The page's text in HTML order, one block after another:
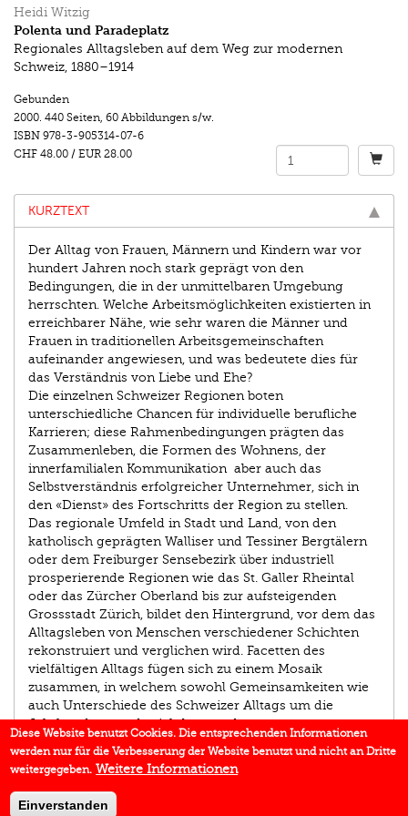
Heidi Witzig
Polenta und Paradeplatz
Regionales Alltagsleben auf dem Weg zur modernen
Schweiz, 1880–1914
Gebunden
2000. 440 Seiten, 60 Abbildungen s/w.
ISBN 978-3-905314-07-6
CHF 48.00 / EUR 28.00
KURZTEXT
Der Alltag von Frauen, Männern und Kindern war vor
hundert Jahren noch stark geprägt von den
Bedingungen, die in der unmittelbaren Umgebung
herrschten. Welche Arbeitsmöglichkeiten existierten in
erreichbarer Nähe, wie sehr waren die Männer und
Frauen in traditionellen Arbeitsgemeinschaften
aufeinander angewiesen, und was bedeutete dies für
das Verständnis von Liebe und Ehe?
Die einzelnen Schweizer Regionen boten
unterschiedliche Chancen für individuelle berufliche
Karrieren; diese Rahmenbedingungen prägten das
Zusammenleben, die Formen des Wohnens, der
innerfamilialen Kommunikation ­ aber auch das
Selbstverständnis erfolgreicher Unternehmer, sich in
den «Dienst» des Fortschritts der Region zu stellen.
Das regionale Umfeld in Stadt und Land, von den
katholisch geprägten Walliser und Tessiner Bergtälern
oder dem Freiburger Sensebezirk über industriell
prosperierende Regionen wie das St. Galler Rheintal
oder das Zürcher Oberland bis zur aufsteigenden
Grossstadt Zürich, bildet den Hintergrund, vor dem das
Alltagsleben von Menschen verschiedener Schichten
rekonstruiert und verglichen wird. Facetten des
vielfältigen Alltags fügen sich zu einem Mosaik
zusammen, in welchem sowohl Gemeinsamkeiten wie
auch Unterschiede des Schweizer Alltags um die
Jahrhundertwende sichtbar werden.
AUTOR/IN
IN DEN MEDIEN
Diese Website benutzt Cookies. Die entsprechenden Informationen
werden nur für die Verbesserung der Website benutzt und nicht an Dritte
weitergegeben. Weitere Informationen
Einverstanden